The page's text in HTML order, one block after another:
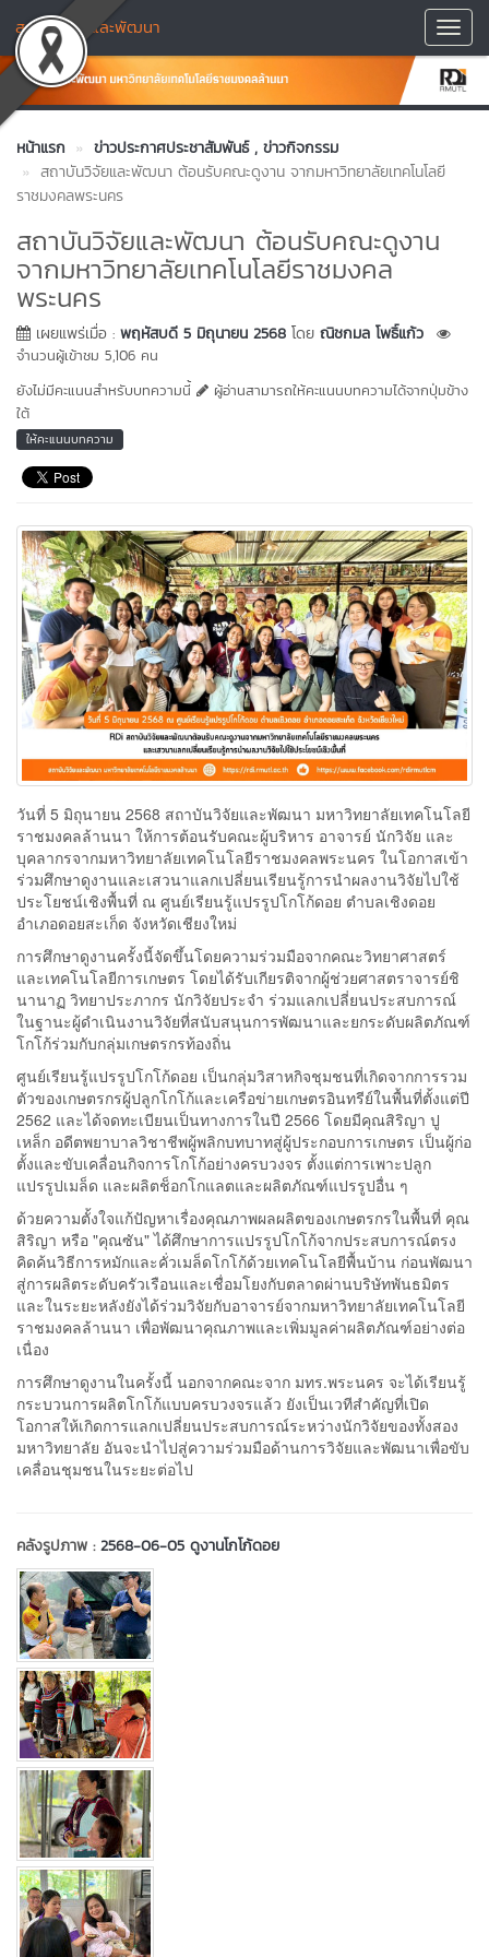
สถาบันวิจัยและพัฒนา
หน้าแรก ข่าวประกาศประชาสัมพันธ์ , ข่าวกิจกรรม
สถาบันวิจัยและพัฒนา ต้อนรับคณะดูงาน จากมหาวิทยาลัยเทคโนโลยี
ราชมงคลพระนคร
สถาบันวิจัยและพัฒนา ต้อนรับคณะดูงาน
จากมหาวิทยาลัยเทคโนโลยีราชมงคล
พระนคร
เผยแพร่เมื่อ : พฤหัสบดี 5 มิถุนายน 2568 โดย ณิชกมล โพธิ์แก้ว
จำนวนผู้เข้าชม 5,106 คน
ยังไม่มีคะแนนสำหรับบทความนี้
ผู้อ่านสามารถให้คะแนนบทความได้จากปุ่มข้าง
ใต้
ให้คะแนนบทความ
วันที่ 5 มิถุนายน 2568 สถาบันวิจัยและพัฒนา มหาวิทยาลัยเทคโนโลยี
ราชมงคลล้านนา ให้การต้อนรับคณะผู้บริหาร อาจารย์ นักวิจัย และ
บุคลากรจากมหาวิทยาลัยเทคโนโลยีราชมงคลพระนคร ในโอกาสเข้า
ร่วมศึกษาดูงานและเสวนาแลกเปลี่ยนเรียนรู้การนำผลงานวิจัยไปใช้
ประโยชน์เชิงพื้นที่ ณ ศูนย์เรียนรู้แปรรูปโกโก้ดอย ตำบลเชิงดอย
อำเภอดอยสะเก็ด จังหวัดเชียงใหม่
การศึกษาดูงานครั้งนี้จัดขึ้นโดยความร่วมมือจากคณะวิทยาศาสตร์
และเทคโนโลยีการเกษตร โดยได้รับเกียรติจากผู้ช่วยศาสตราจารย์ชิ
นานาฏ วิทยาประภากร นักวิจัยประจำ ร่วมแลกเปลี่ยนประสบการณ์
ในฐานะผู้ดำเนินงานวิจัยที่สนับสนุนการพัฒนาและยกระดับผลิตภัณฑ์
โกโก้ร่วมกับกลุ่มเกษตรกรท้องถิ่น
ศูนย์เรียนรู้แปรรูปโกโก้ดอย เป็นกลุ่มวิสาหกิจชุมชนที่เกิดจากการรวม
ตัวของเกษตรกรผู้ปลูกโกโก้และเครือข่ายเกษตรอินทรีย์ในพื้นที่ตั้งแต่ปี
2562 และได้จดทะเบียนเป็นทางการในปี 2566 โดยมีคุณสิริญา ปู
เหล็ก อดีตพยาบาลวิชาชีพผู้พลิกบทบาทสู่ผู้ประกอบการเกษตร เป็นผู้ก่อ
ตั้งและขับเคลื่อนกิจการโกโก้อย่างครบวงจร ตั้งแต่การเพาะปลูก
แปรรูปเมล็ด และผลิตช็อกโกแลตและผลิตภัณฑ์แปรรูปอื่น ๆ
ด้วยความตั้งใจแก้ปัญหาเรื่องคุณภาพผลผลิตของเกษตรกรในพื้นที่ คุณ
สิริญา หรือ "คุณซัน" ได้ศึกษาการแปรรูปโกโก้จากประสบการณ์ตรง
คิดค้นวิธีการหมักและคั่วเมล็ดโกโก้ด้วยเทคโนโลยีพื้นบ้าน ก่อนพัฒนา
สู่การผลิตระดับครัวเรือนและเชื่อมโยงกับตลาดผ่านบริษัทพันธมิตร
และในระยะหลังยังได้ร่วมวิจัยกับอาจารย์จากมหาวิทยาลัยเทคโนโลยี
ราชมงคลล้านนา เพื่อพัฒนาคุณภาพและเพิ่มมูลค่าผลิตภัณฑ์อย่างต่อ
เนื่อง
การศึกษาดูงานในครั้งนี้ นอกจากคณะจาก มทร.พระนคร จะได้เรียนรู้
กระบวนการผลิตโกโก้แบบครบวงจรแล้ว ยังเป็นเวทีสำคัญที่เปิด
โอกาสให้เกิดการแลกเปลี่ยนประสบการณ์ระหว่างนักวิจัยของทั้งสอง
มหาวิทยาลัย อันจะนำไปสู่ความร่วมมือด้านการวิจัยและพัฒนาเพื่อขับ
เคลื่อนชุมชนในระยะต่อไป
คลังรูปภาพ :2568-06-05 ดูงานโกโก้ดอย